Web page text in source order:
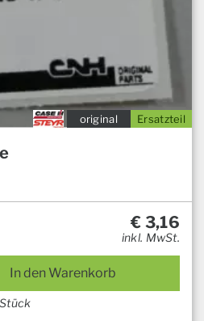
Ersatzteil
original
€ 3,16
inkl. MwSt.
In den Warenkorb